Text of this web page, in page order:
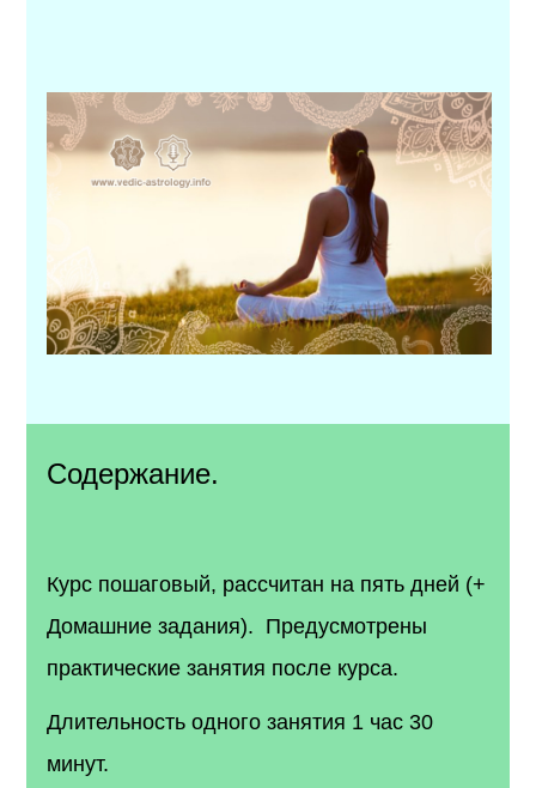
Содержание.
Курс пошаговый, рассчитан на пять дней (+
Домашние задания). Предусмотрены
практические занятия после курса.
Длительность одного занятия 1 час 30
минут.